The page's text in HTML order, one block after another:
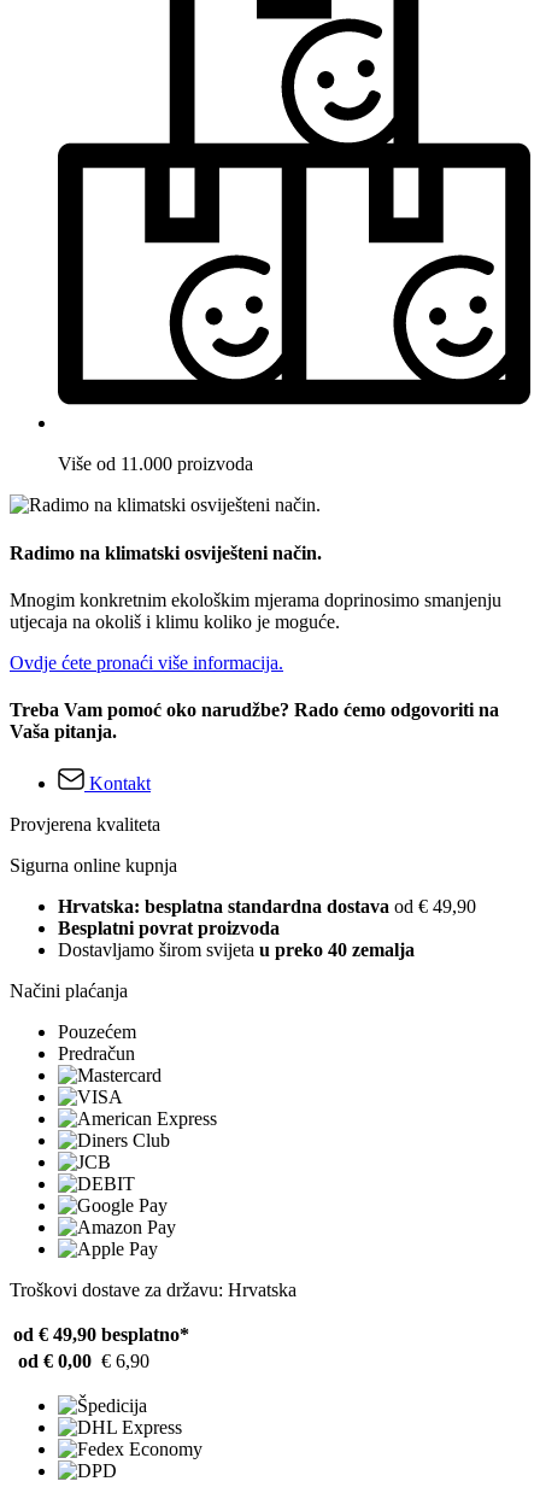
Više od 11.000 proizvoda
Radimo na klimatski osviješteni način.
Mnogim konkretnim ekološkim mjerama doprinosimo smanjenju
utjecaja na okoliš i klimu koliko je moguće.
Ovdje ćete pronaći više informacija.
Treba Vam pomoć oko narudžbe? Rado ćemo odgovoriti na
Vaša pitanja.
Kontakt
Provjerena kvaliteta
Sigurna online kupnja
Hrvatska: besplatna standardna dostava od € 49,90
Besplatni povrat proizvoda
Dostavljamo širom svijeta u preko 40 zemalja
Načini plaćanja
Pouzećem
Predračun
Troškovi dostave za državu: Hrvatska
od € 49,90 besplatno*
od € 0,00 € 6,90